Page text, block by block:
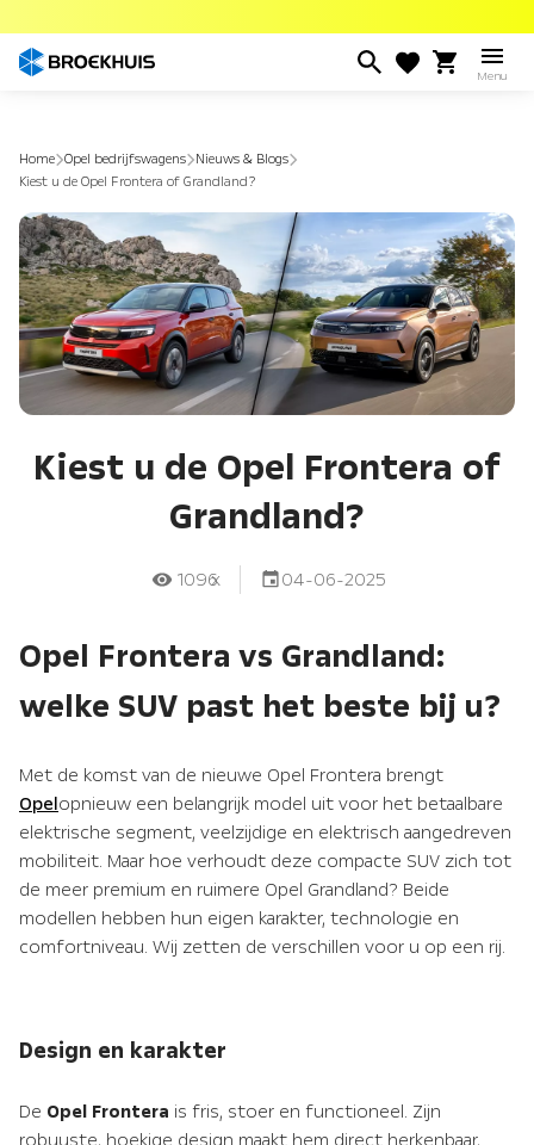
naar
gaan
Menu
Home Opel bedrijfswagens Nieuws & Blogs
Kiest u de Opel Frontera of Grandland?
Kiest u de Opel Frontera of
Grandland?
1096x 04-06-2025
Opel Frontera vs Grandland:
welke SUV past het beste bij u?
Met de komst van de nieuwe Opel Frontera brengt
Opelopnieuw een belangrijk model uit voor het betaalbare
elektrische segment, veelzijdige en elektrisch aangedreven
mobiliteit. Maar hoe verhoudt deze compacte SUV zich tot
de meer premium en ruimere Opel Grandland? Beide
modellen hebben hun eigen karakter, technologie en
comfortniveau. Wij zetten de verschillen voor u op een rij.
Design en karakter
De Opel Frontera is fris, stoer en functioneel. Zijn